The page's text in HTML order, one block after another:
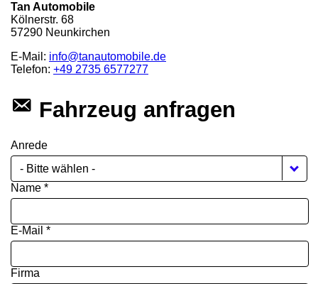
Tan Automobile
Kölnerstr. 68
57290 Neunkirchen
E-Mail: info@tanautomobile.de
Telefon: +49 2735 6577277
Fahrzeug anfragen
Anrede
- Bitte wählen -
Name *
E-Mail *
Firma